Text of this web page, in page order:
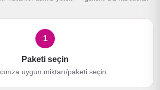
1
Paketi seçin
uygun miktarı/paketi seçin.